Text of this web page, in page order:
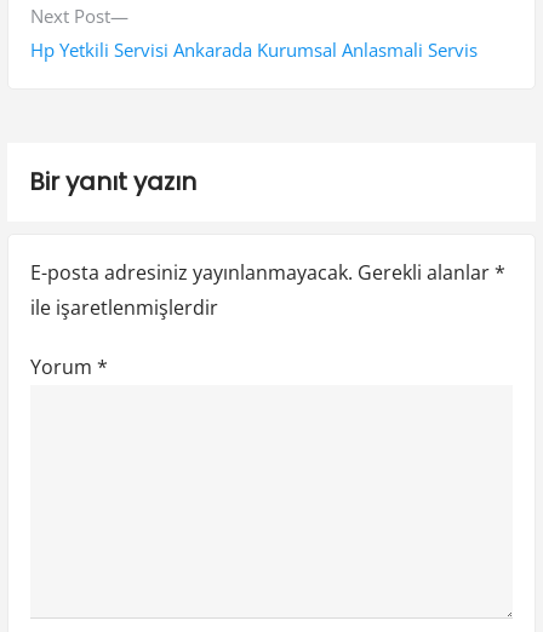
m
o
o
:
Next Post
N
e
o
:
Hp Yetkili Servisi Ankarada Kurumsal Anlasmali Servis
Bir yanıt yazın
E-posta adresiniz yayınlanmayacak. Gerekli alanlar*
ile işaretlenmişlerdir
Yorum *